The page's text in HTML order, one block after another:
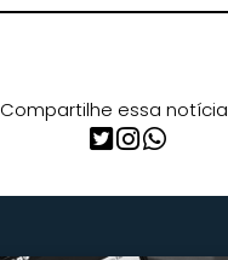
Compartilhe essa notícia